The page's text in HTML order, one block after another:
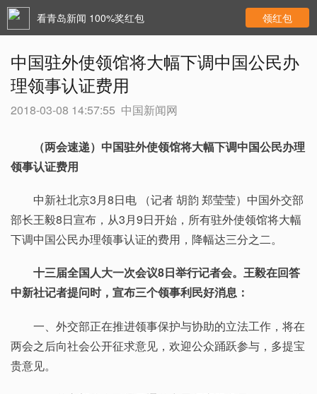
看青岛新闻 100%奖红包 领红包
中国驻外使领馆将大幅下调中国公民办
理领事认证费用
2018-03-08 14:57:55 中国新闻网
（两会速递）中国驻外使领馆将大幅下调中国公民办理
领事认证费用
中新社北京3月8日电 （记者 胡韵 郑莹莹）中国外交部
部长王毅8日宣布，从3月9日开始，所有驻外使领馆将大幅
下调中国公民办理领事认证的费用，降幅达三分之二。
十三届全国人大一次会议8日举行记者会。王毅在回答
中新社记者提问时，宣布三个领事利民好消息：
一、外交部正在推进领事保护与协助的立法工作，将在
两会之后向社会公开征求意见，欢迎公众踊跃参与，多提宝
贵意见。